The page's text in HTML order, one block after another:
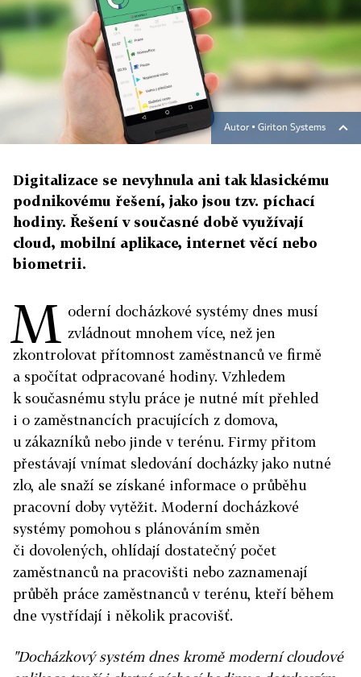
Autor ▪ Giriton Systems
Digitalizace se nevyhnula ani tak klasickému
podnikovému řešení, jako jsou tzv. píchací
hodiny. Řešení v současné době využívají
cloud, mobilní aplikace, internet věcí nebo
biometrii.
M oderní docházkové systémy dnes musí
zvládnout mnohem více, než jen
zkontrolovat přítomnost zaměstnanců ve firmě
a spočítat odpracované hodiny. Vzhledem
k současnému stylu práce je nutné mít přehled
i o zaměstnancích pracujících z domova,
u zákazníků nebo jinde v terénu. Firmy přitom
přestávají vnímat sledování docházky jako nutné
zlo, ale snaží se získané informace o průběhu
pracovní doby vytěžit. Moderní docházkové
systémy pomohou s plánováním směn
či dovolených, ohlídají dostatečný počet
zaměstnanců na pracovišti nebo zaznamenají
průběh práce zaměstnanců v terénu, kteří během
dne vystřídají i několik pracovišť.
"Docházkový systém dnes kromě moderní cloudové